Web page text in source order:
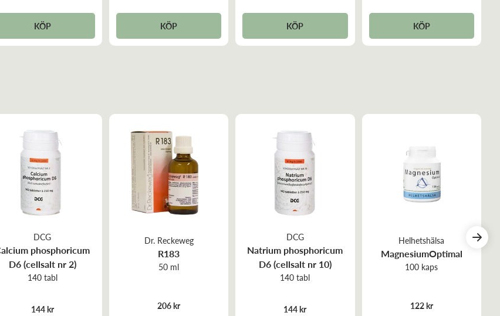
KÖP KÖP KÖP KÖP
DCG
phosphoricum
D6 (cellsalt nr 2)
140 tabl
144 kr
Dr. Reckeweg
R183
50 ml
206 kr
DCG
Natrium phosphoricum
D6 (cellsalt nr 10)
140 tabl
144 kr
Helhetshälsa
MagnesiumOptimal
100 kaps
122 kr